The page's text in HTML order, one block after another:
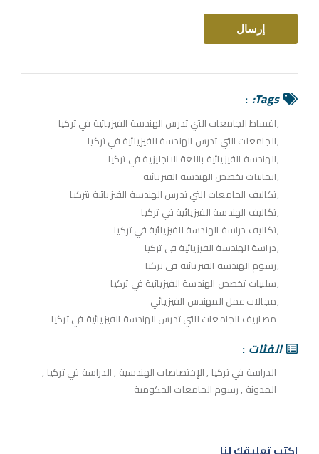
Tags:
اقساط الجامعات التي تدرس الهندسة الفيزيائية في تركيا
الجامعات التي تدرس الهندسة الفيزيائية في تركيا
الهندسة الفيزيائية باللغة الانجليزية في تركيا
ايجابيات تخصص الهندسة الفيزيائية
تكاليف الجامعات التي تدرس الهندسة الفيزيائية بتركيا
تكاليف الهندسة الفيزيائية في تركيا
تكاليف دراسة الهندسة الفيزيائية في تركيا
دراسة الهندسة الفيزيائية في تركيا
رسوم الهندسة الفيزيائية في تركيا
سلبيات تخصص الهندسة الفيزيائية في تركيا
مجالات عمل المهندس الفيزيائي
مصاريف الجامعات التي تدرس الهندسة الفيزيائية في تركيا
الفئات
الدراسة في تركيا ,الإختصاصات الهندسية ,الدراسة في تركيا ,
المدونة ,رسوم الجامعات الحكومية